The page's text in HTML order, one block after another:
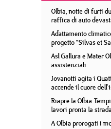
Olbia, notte di furti
raffica di auto
Adattamento
progetto “Silvas et
Asl Gallura e Mater
assistenziali
Jovanotti agita i
accende il cuore
Riapre la Olbia-
lavori pronta la
A Olbia prorogati i